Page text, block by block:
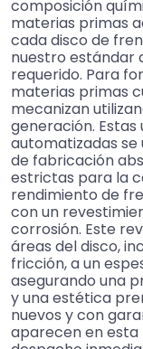
composición
materias primas
cada disco de
nuestro estándar
requerido. Para
materias primas
mecanizan
generación.
automatizadas
de fabricación
estrictas para la
rendimiento de
con un
corrosión. Este
áreas del disco,
fricción, a un
asegurando una
y una estética
nuevos y con
aparecen en